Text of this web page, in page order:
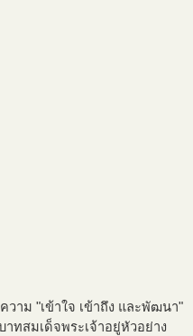
าม "เข้าใจ เข้าถึง และพัฒนา"
ทสมเด็จพระเจ้าอยู่หัวอย่าง